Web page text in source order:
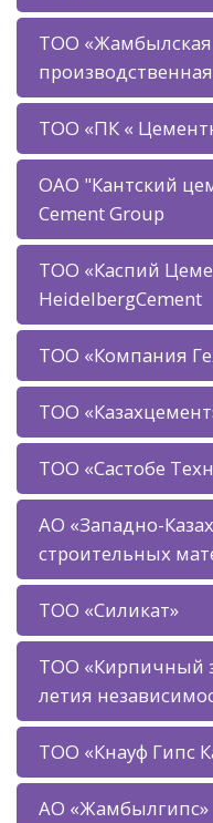
ТОО
ТОО «ПК «
ОАО "Кантский
Cement Group
ТОО «Каспий
HeidelbergCement
ТОО «Компания
ТОО
ТОО «Састобе
АО «Западно-
строительных
ТОО «Силикат»
ТОО «Кирпичный
летия
ТОО «Кнауф Гипс
АО «Жамбылгипс»